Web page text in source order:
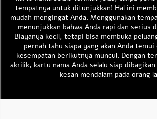
tempatnya untuk ditunjukkan! Hal ini
mudah mengingat Anda. Menggunakan
menunjukkan bahwa Anda rapi dan serius
Biayanya kecil, tetapi bisa membuka
pernah tahu siapa yang akan Anda temui
kesempatan berikutnya muncul. Dengan
akrilik, kartu nama Anda selalu siap
kesan mendalam pada orang